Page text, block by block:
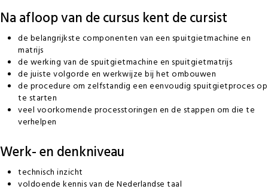
Na afloop van de cursus kent de cursist
de belangrijkste componenten van een spuitgietmachine en
matrijs
de werking van de spuitgietmachine en spuitgietmatrijs
de juiste volgorde en werkwijze bij het ombouwen
de procedure om zelfstandig een eenvoudig spuitgietproces op
te starten
veel voorkomende processtoringen en de stappen om die te
verhelpen
Werk- en denkniveau
technisch inzicht
voldoende kennis van de Nederlandse taal